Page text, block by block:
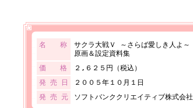
名 称
サクラ大戦Ｖ ～さらば愛しき人よ～
原画＆設定資料集
価 格
２,６２５円（税込）
発 売 日
２００５年１０月１日
発 売 元
ソフトバンククリエイティブ株式会社